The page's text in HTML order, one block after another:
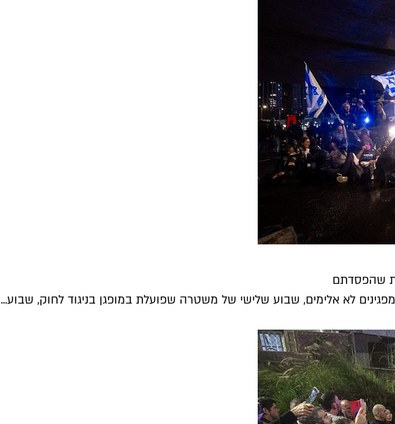
שהפסדתם
לא אלימים, שבוע שלישי של משטרה שפועלת במופגן בניגוד לחוק, שבוע...